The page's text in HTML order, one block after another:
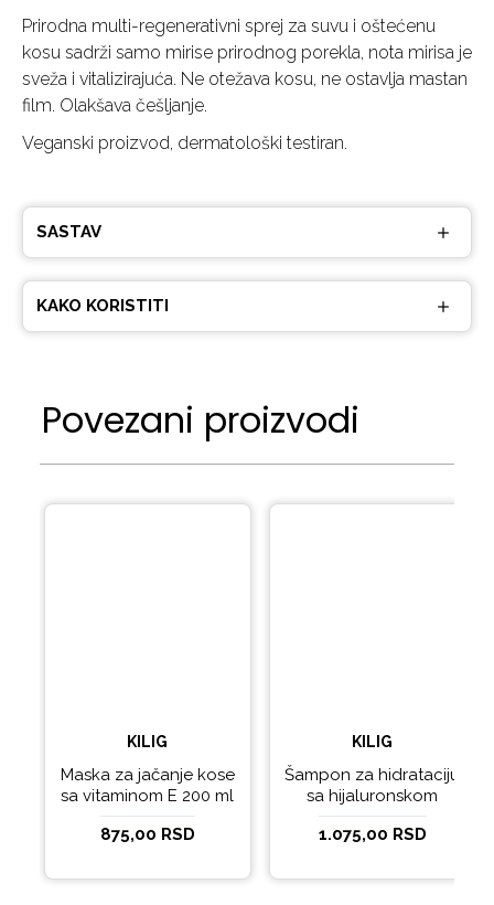
Prirodna multi-regenerativni sprej za suvu i oštećenu
kosu sadrži samo mirise prirodnog porekla, nota mirisa je
sveža i vitalizirajuća. Ne otežava kosu, ne ostavlja mastan
film. Olakšava češljanje.
Veganski proizvod, dermatološki testiran.
SASTAV
KAKO KORISTITI
Povezani proizvodi
KILIG
Maska za jačanje kose
sa vitaminom E 200 ml
KILIG
875,00 RSD
KILIG
Šampon za hidrataciju
sa hijaluronskom
kiselinom i
kompleksom lipida 400
1.075,00 RSD